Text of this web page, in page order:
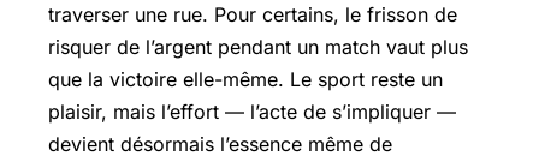
traverser une rue. Pour certains, le frisson de
risquer de l’argent pendant un match vaut plus
que la victoire elle-même. Le sport reste un
plaisir, mais l’effort — l’acte de s’impliquer —
devient désormais l’essence même de